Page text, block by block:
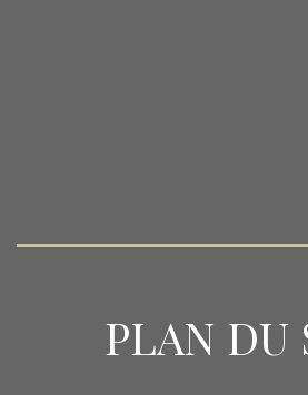
PLAN DU